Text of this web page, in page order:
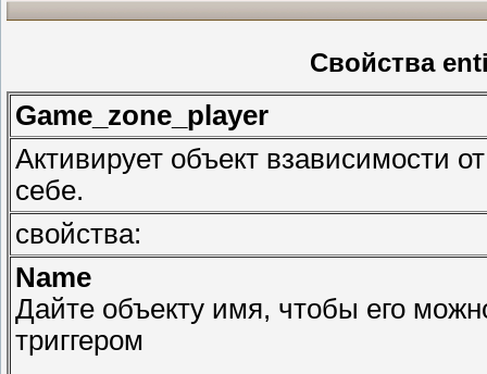
Свойства
Game_zone_player
Активирует объект взависимости
себе.
свойства:
Name
Дайте объекту имя, чтобы его
триггером